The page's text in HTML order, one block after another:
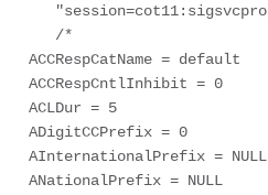
ACCRespCatName = default
ACCRespCntlInhibit = 0
ACLDur = 5
ADigitCCPrefix = 0
AInternationalPrefix = NULL
ANationalPrefix = NULL